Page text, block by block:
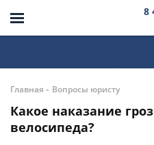
8
Главная - Вопросы юристу
Какое наказание
велосипеда?